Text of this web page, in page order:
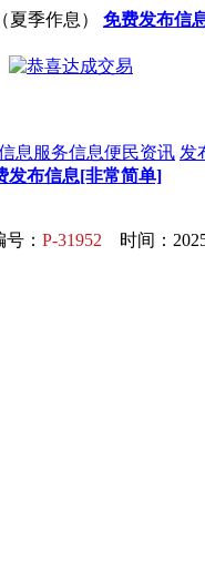
（夏季作息） 免费发布信
息 服务信息便民资讯 发
发布信息[非常简单]
： P-31952 时间：